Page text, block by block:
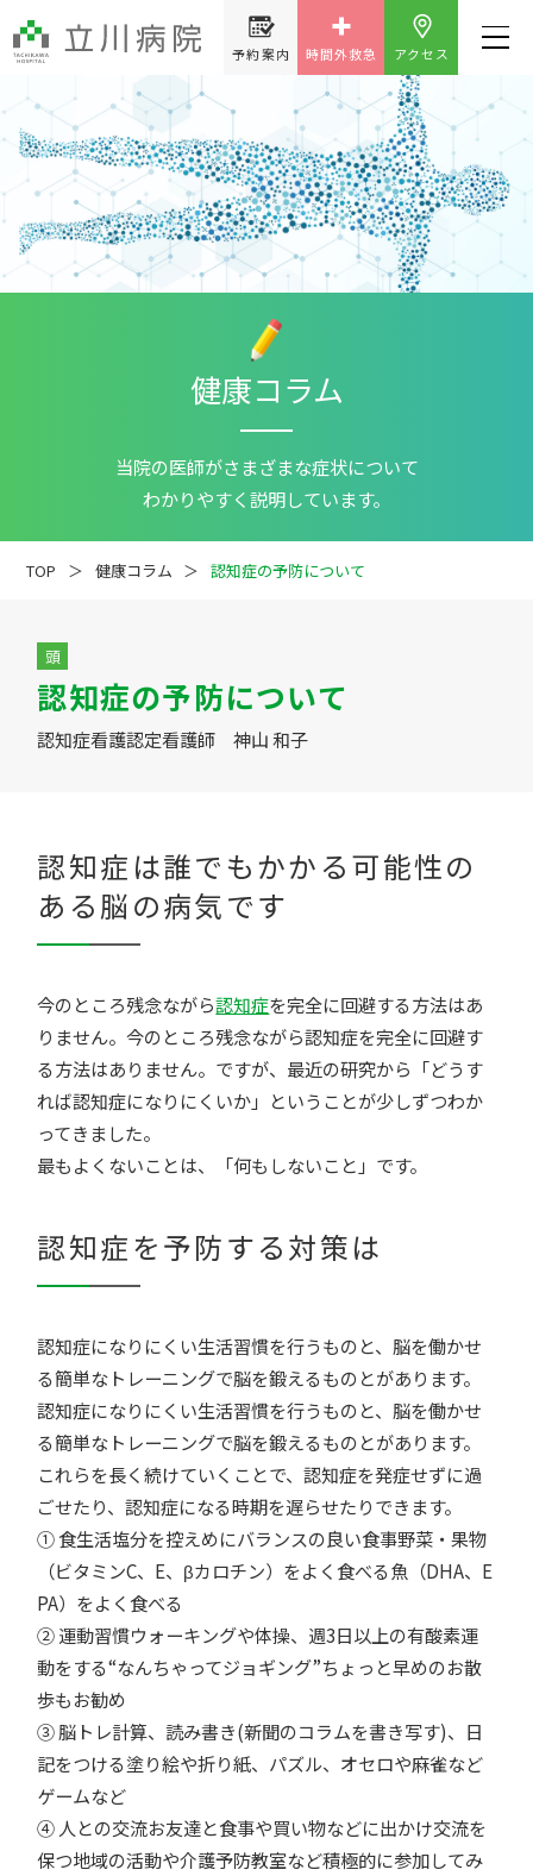
疾患解説 専門医ファイル
予約案内 時間外救急 アクセス
健康コラム
当院の医師がさまざまな症状について
わかりやすく説明しています。
TOP 健康コラム 認知症の予防について
頭
認知症の予防について
認知症看護認定看護師 神山 和子
認知症は誰でもかかる可能性の
ある脳の病気です
今のところ残念ながら認知症を完全に回避する方法はあ
りません。今のところ残念ながら認知症を完全に回避す
る方法はありません。ですが、最近の研究から「どうす
れば認知症になりにくいか」ということが少しずつわか
ってきました。
最もよくないことは、「何もしないこと」です。
認知症を予防する対策は
認知症になりにくい生活習慣を行うものと、脳を働かせ
る簡単なトレーニングで脳を鍛えるものとがあります。
認知症になりにくい生活習慣を行うものと、脳を働かせ
る簡単なトレーニングで脳を鍛えるものとがあります。
これらを長く続けていくことで、認知症を発症せずに過
ごせたり、認知症になる時期を遅らせたりできます。
① 食生活塩分を控えめにバランスの良い食事野菜・果物
（ビタミンC、E、βカロチン）をよく食べる魚（DHA、E
PA）をよく食べる
② 運動習慣ウォーキングや体操、週3日以上の有酸素運
動をする“なんちゃってジョギング”ちょっと早めのお散
歩もお勧め
③ 脳トレ計算、読み書き(新聞のコラムを書き写す)、日
記をつける塗り絵や折り紙、パズル、オセロや麻雀など
ゲームなど
④ 人との交流お友達と食事や買い物などに出かけ交流を
保つ地域の活動や介護予防教室など積極的に参加してみ